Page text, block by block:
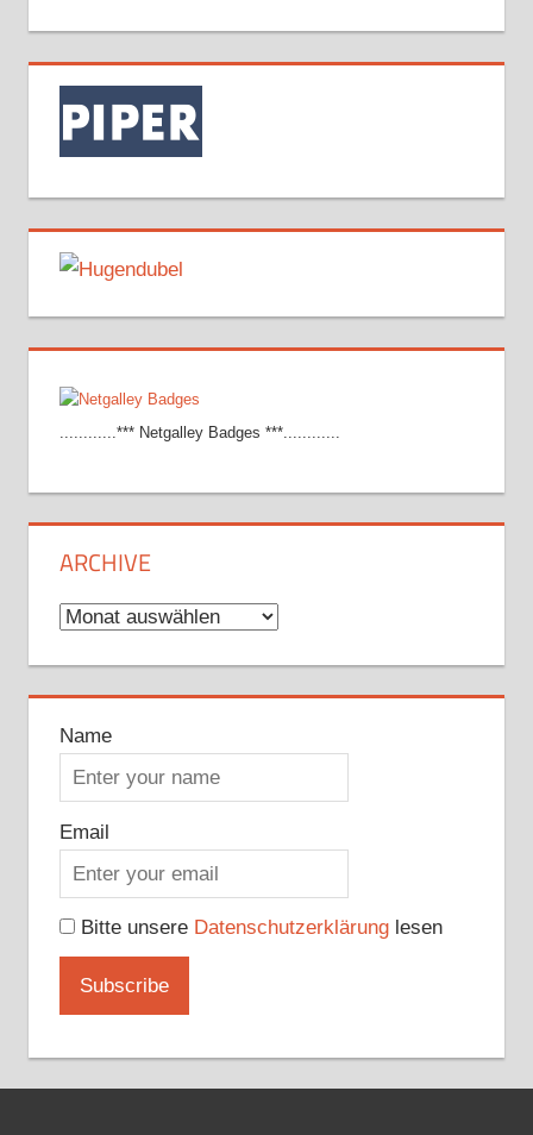
............*** Netgalley Badges ***............
ARCHIVE
Archive
Name
Email
Bitte unsere Datenschutzerklärunglesen